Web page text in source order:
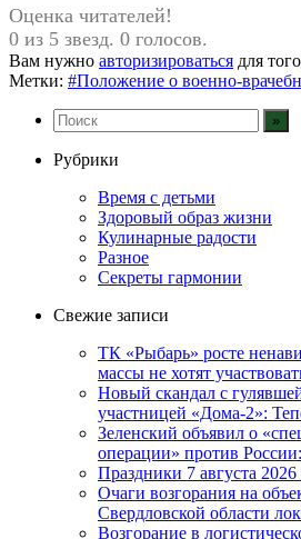
Оценка читателей!
0 из 5 звезд. 0 голосов.
Вам нужно авторизироваться для
Метки: #Положение о военно-
Рубрики
Время с детьми
Здоровый образ жизни
Кулинарные радости
Разное
Секреты гармонии
Свежие записи
ТК «Рыбарь» росте
массы не хотят
Новый скандал с
участницей «Дома-2»:
Зеленский объявил о
операции» против
Праздники 7 августа 2026
Очаги возгорания на
Свердловской области
Возгорание в